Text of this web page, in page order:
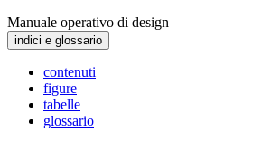
Manuale operativo di design
indici e glossario
contenuti
figure
tabelle
glossario